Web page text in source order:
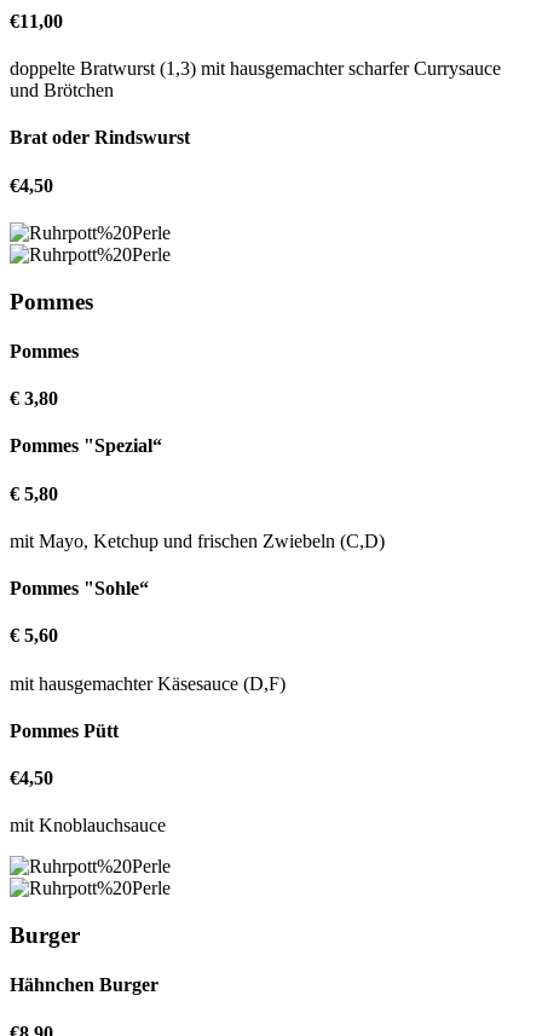
€11,00
doppelte Bratwurst (1,3) mit hausgemachter scharfer Currysauce
und Brötchen
Brat oder Rindswurst
€4,50
Pommes
Pommes
€ 3,80
Pommes "Spezial“
€ 5,80
mit Mayo, Ketchup und frischen Zwiebeln (C,D)
Pommes "Sohle“
€ 5,60
mit hausgemachter Käsesauce (D,F)
Pommes Pütt
€4,50
mit Knoblauchsauce
Burger
Hähnchen Burger